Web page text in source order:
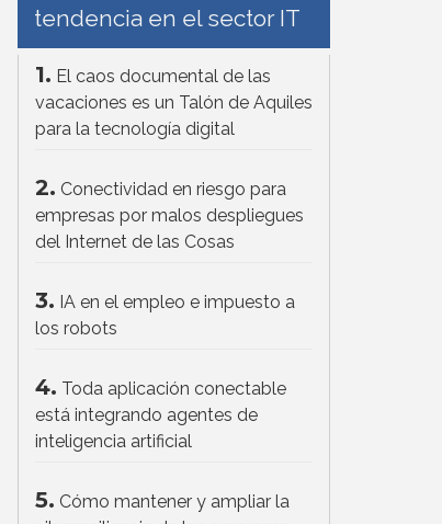
tendencia en el sector IT
1. El caos documental de las
vacaciones es un Talón de Aquiles
para la tecnología digital
2. Conectividad en riesgo para
empresas por malos despliegues
del Internet de las Cosas
3. IA en el empleo e impuesto a
los robots
4. Toda aplicación conectable
está integrando agentes de
inteligencia artificial
5. Cómo mantener y ampliar la